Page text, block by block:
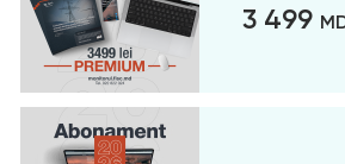
3 499